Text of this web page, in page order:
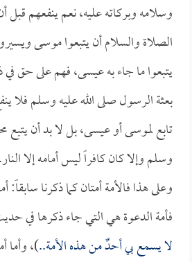
وسلامه وبركاته عليه، نعم ينفعهم قبل
الصلاة والسلام أن يتبعوا موسى
يتبعوا ما جاء به عيسى، فهم على حق
بعثة الرسول صلى الله عليه وسلم فلا
تابع لموسى أو عيسى، بل لا بد أن يتبع
وسلم وإلا كان كافراً ليس أمامه إلا النار.
وعلى هذا فالأمة أمتان كما ذكرنا سابقاً:
فأمة الدعوة هي التي جاء ذكرها في
لا يسمع بي أحدٌ من هذه الأمة..)، وأما